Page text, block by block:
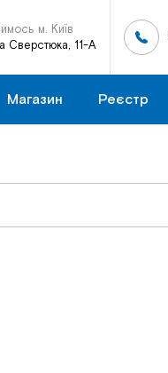
м. Київ
Сверстюка, 11-А
Магазин Реєстр